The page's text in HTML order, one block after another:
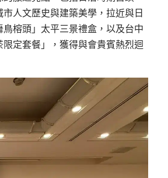
人文歷史與建築美學，拉近與日
榕頭」太平三景禮盒，以及台中
定套餐」，獲得與會貴賓熱烈迴